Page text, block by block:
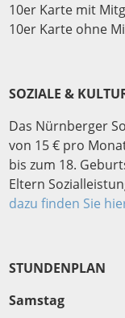
10er Karte mit
10er Karte ohne
SOZIALE &
Das Nürnberger
von 15 € pro
bis zum 18.
Eltern
dazu finden Sie
STUNDENPLAN
Samstag